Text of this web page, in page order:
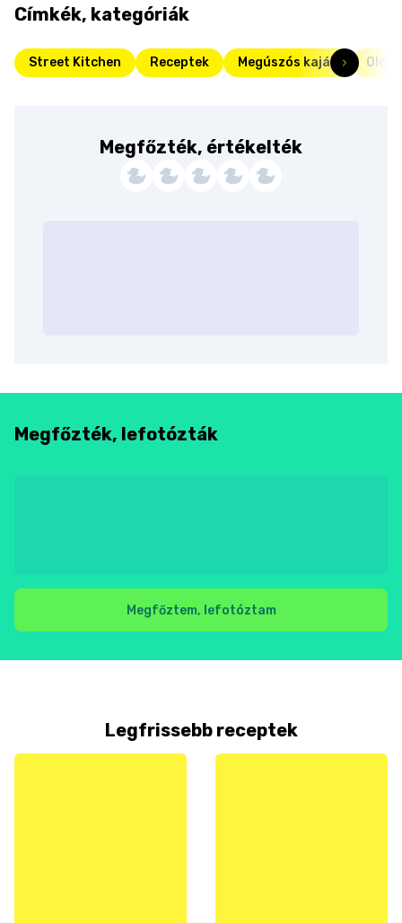
Címkék, kategóriák
Street Kitchen Receptek Megúszós kaják
Megfőzték, értékelték
Megfőzték, lefotózták
Megfőztem, lefotóztam
Legfrissebb receptek